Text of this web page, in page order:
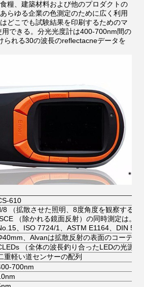
糧、建築材料および他のプロダクトの
らゆる企業の色測定のために広く利用
どこでも試験結果を印刷するためのマ
できる。分光光度計は400-700nm間の
られる30の波長のreflectacneデータを
610
8 （拡散させた照明、8度角度を観察する
（除かれる鏡面反射）の同時測定は。
、ISO 7724/1、ASTM E1164、DIN
、Alvanは拡散反射の表面のコーティ
（全体の波長釣り合ったLEDの光源）
重軽い道センサーの配列
700nm